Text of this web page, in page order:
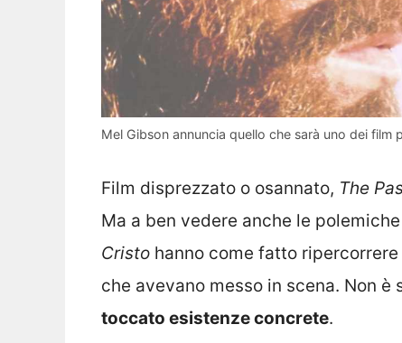
Mel Gibson annuncia quello che sarà uno dei
Film disprezzato o osannato, The
Ma a ben vedere anche le
Cristo hanno come fatto
che avevano messo in scena. Non è
toccato esistenze concrete.